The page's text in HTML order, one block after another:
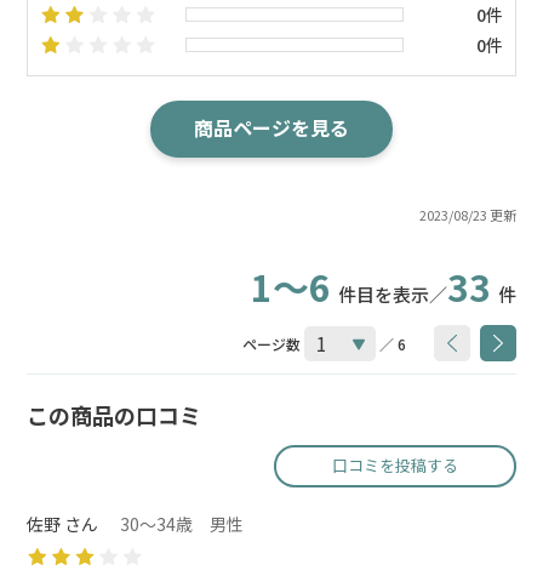
2023/08/23 更新
0件
0件
商品ページを見る
1～6 件目を表示／33 件
ページ数 ／ 6
この商品の口コミ
口コミを投稿する
佐野 さん 30～34歳 男性